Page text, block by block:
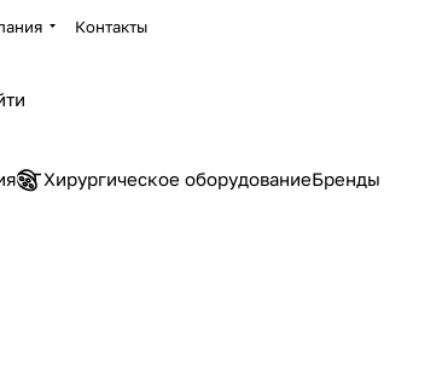
Контакты
Хирургическое оборудованиеБренды